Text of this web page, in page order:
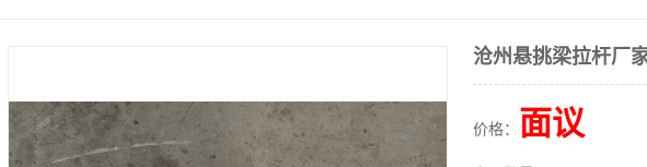
沧州悬挑梁拉杆厂
价格： 面议